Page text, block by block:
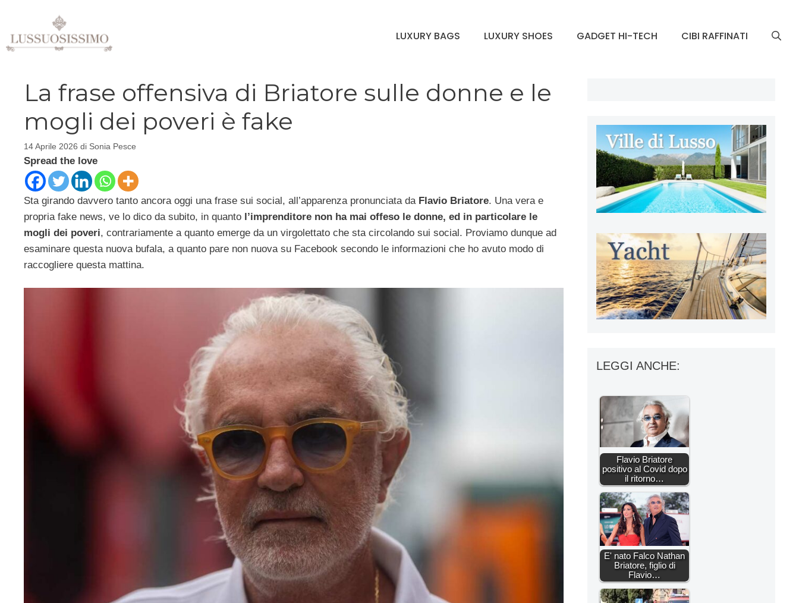
contenuto
LUXURY BAGS LUXURY SHOES GADGET HI-TECH CIBI RAFFINATI
La frase offensiva di Briatore sulle donne e le
mogli dei poveri è fake
14 Aprile 2026 di Sonia Pesce
Spread the love
Sta girando davvero tanto ancora oggi una frase sui social, all’apparenza pronunciata da Flavio Briatore. Una vera e
propria fake news, ve lo dico da subito, in quanto l’imprenditore non ha mai offeso le donne, ed in particolare le
mogli dei poveri, contrariamente a quanto emerge da un virgolettato che sta circolando sui social. Proviamo dunque ad
esaminare questa nuova bufala, a quanto pare non nuova su Facebook secondo le informazioni che ho avuto modo di
raccogliere questa mattina.
LEGGI ANCHE:
Flavio Briatore
positivo al Covid dopo
il ritorno…
E' nato Falco Nathan
Briatore, figlio di
Flavio…